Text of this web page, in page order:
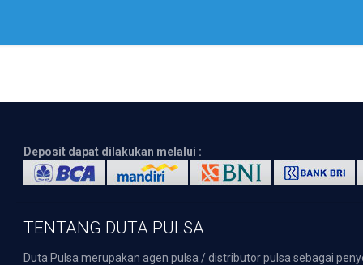
Deposit dapat dilakukan melalui :
TENTANG DUTA PULSA
Duta Pulsa merupakan agen pulsa / distributor pulsa sebagai